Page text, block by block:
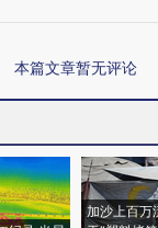
本篇文章暂无评论
加沙上百万